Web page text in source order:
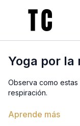
Yoga por la
Observa como
respiración.
Conectamos con
Aprende más